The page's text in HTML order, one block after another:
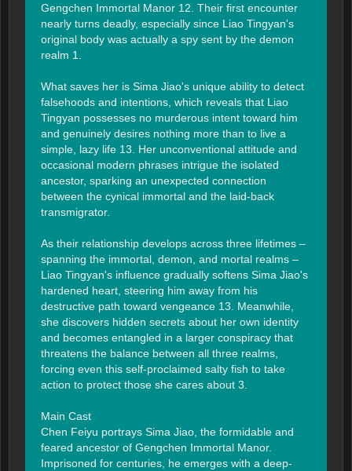
Gengchen Immortal Manor 12. Their first encounter
nearly turns deadly, especially since Liao Tingyan's
original body was actually a spy sent by the demon
realm 1.
What saves her is Sima Jiao's unique ability to detect
falsehoods and intentions, which reveals that Liao
Tingyan possesses no murderous intent toward him
and genuinely desires nothing more than to live a
simple, lazy life 13. Her unconventional attitude and
occasional modern phrases intrigue the isolated
ancestor, sparking an unexpected connection
between the cynical immortal and the laid-back
transmigrator.
As their relationship develops across three lifetimes –
spanning the immortal, demon, and mortal realms –
Liao Tingyan's influence gradually softens Sima Jiao's
hardened heart, steering him away from his
destructive path toward vengeance 13. Meanwhile,
she discovers hidden secrets about her own identity
and becomes entangled in a larger conspiracy that
threatens the balance between all three realms,
forcing even this self-proclaimed salty fish to take
action to protect those she cares about 3.
Main Cast
Chen Feiyu portrays Sima Jiao, the formidable and
feared ancestor of Gengchen Immortal Manor.
Imprisoned for centuries, he emerges with a deep-